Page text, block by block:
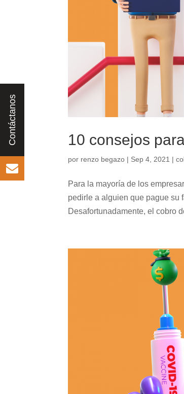
10 consejos
por renzo begazo | Sep 4, 2021 |
Para la mayoría de los
pedirle a alguien que pague su
Desafortunadamente, el cobro